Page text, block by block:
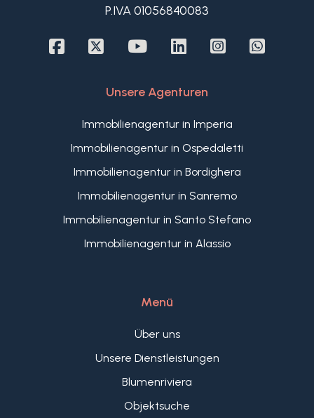
bequemen Zugang zu Geschäften, Restaurants
geräumigen und gut geschnittenen Zimmern
wohnen oder zu investieren.
P.IVA 01056840083
Unsere Agenturen
Immobilienagentur in Imperia
Immobilienagentur in Ospedaletti
Immobilienagentur in Bordighera
Immobilienagentur in Sanremo
Immobilienagentur in Santo Stefano
Immobilienagentur in Alassio
Menü
Über uns
Unsere Dienstleistungen
Blumenriviera
Objektsuche